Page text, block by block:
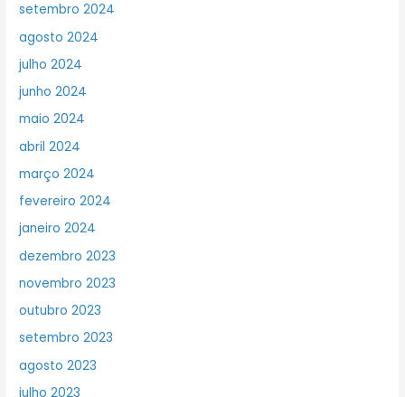
setembro 2024
agosto 2024
julho 2024
junho 2024
maio 2024
abril 2024
março 2024
fevereiro 2024
janeiro 2024
dezembro 2023
novembro 2023
outubro 2023
setembro 2023
agosto 2023
julho 2023